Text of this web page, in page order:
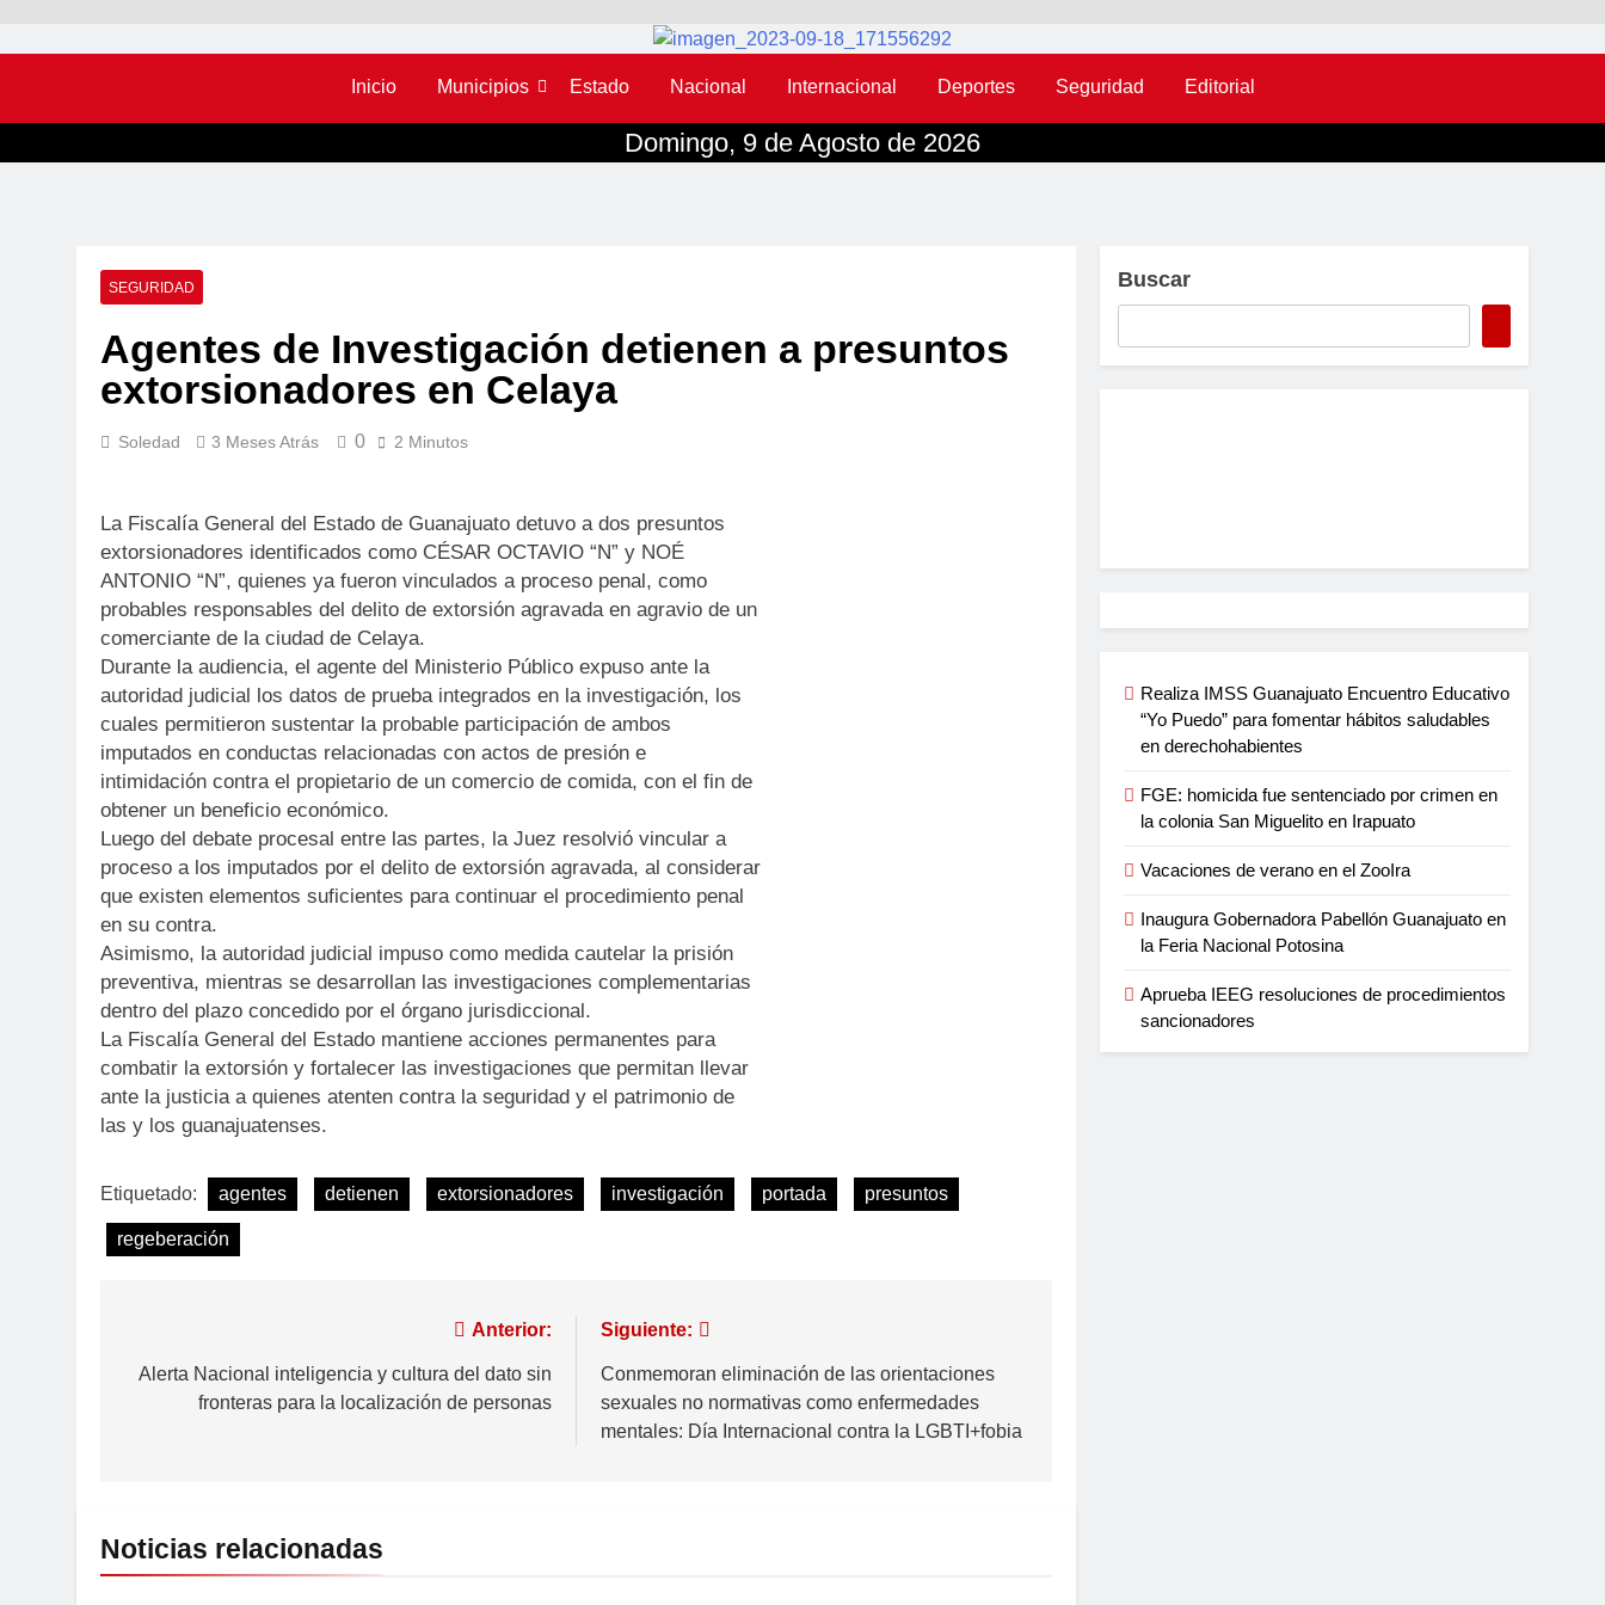
Inicio Municipios Estado Nacional Internacional Deportes Seguridad Editorial
Domingo, 9 de Agosto de 2026
SEGURIDAD
Agentes de Investigación detienen a presuntos
extorsionadores en Celaya
Soledad 3 Meses Atrás 0 2 Minutos
La Fiscalía General del Estado de Guanajuato detuvo a dos presuntos
extorsionadores identificados como CÉSAR OCTAVIO “N” y NOÉ
ANTONIO “N”, quienes ya fueron vinculados a proceso penal, como
probables responsables del delito de extorsión agravada en agravio de un
comerciante de la ciudad de Celaya.
Durante la audiencia, el agente del Ministerio Público expuso ante la
autoridad judicial los datos de prueba integrados en la investigación, los
cuales permitieron sustentar la probable participación de ambos
imputados en conductas relacionadas con actos de presión e
intimidación contra el propietario de un comercio de comida, con el fin de
obtener un beneficio económico.
Luego del debate procesal entre las partes, la Juez resolvió vincular a
proceso a los imputados por el delito de extorsión agravada, al considerar
que existen elementos suficientes para continuar el procedimiento penal
en su contra.
Asimismo, la autoridad judicial impuso como medida cautelar la prisión
preventiva, mientras se desarrollan las investigaciones complementarias
dentro del plazo concedido por el órgano jurisdiccional.
La Fiscalía General del Estado mantiene acciones permanentes para
combatir la extorsión y fortalecer las investigaciones que permitan llevar
ante la justicia a quienes atenten contra la seguridad y el patrimonio de
las y los guanajuatenses.
Etiquetado: agentes detienen extorsionadores investigación portada presuntos
regeberación
Anterior:
Alerta Nacional inteligencia y cultura del dato sin
fronteras para la localización de personas
Siguiente:
Conmemoran eliminación de las orientaciones
sexuales no normativas como enfermedades
mentales: Día Internacional contra la LGBTI+fobia
Noticias relacionadas
Buscar
Realiza IMSS Guanajuato Encuentro Educativo
“Yo Puedo” para fomentar hábitos saludables
en derechohabientes
FGE: homicida fue sentenciado por crimen en
la colonia San Miguelito en Irapuato
Vacaciones de verano en el ZooIra
Inaugura Gobernadora Pabellón Guanajuato en
la Feria Nacional Potosina
Aprueba IEEG resoluciones de procedimientos
sancionadores